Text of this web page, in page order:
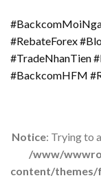
#RebateForex
#TradeNhanTien
#BackcomHFM
Notice: Trying to
/www/
content/themes/